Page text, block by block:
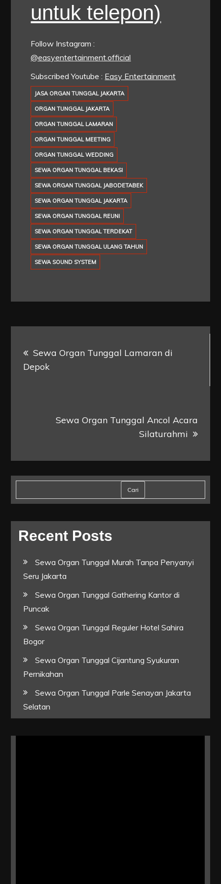
untuk telepon)
Follow Instagram :
@easyentertainment.official
Subscribed Youtube : Easy Entertainment
JASA ORGAN TUNGGAL JAKARTA
ORGAN TUNGGAL JAKARTA
ORGAN TUNGGAL LAMARAN
ORGAN TUNGGAL MEETING
ORGAN TUNGGAL WEDDING
SEWA ORGAN TUNGGAL BEKASI
SEWA ORGAN TUNGGAL JABODETABEK
SEWA ORGAN TUNGGAL JAKARTA
SEWA ORGAN TUNGGAL REUNI
SEWA ORGAN TUNGGAL TERDEKAT
SEWA ORGAN TUNGGAL ULANG TAHUN
SEWA SOUND SYSTEM
pos
Sewa Organ Tunggal Lamaran di
Depok
Sewa Organ Tunggal Ancol Acara
Silaturahmi
Cari
Recent Posts
Sewa Organ Tunggal Murah Tanpa Penyanyi
Seru Jakarta
Sewa Organ Tunggal Gathering Kantor di
Puncak
Sewa Organ Tunggal Reguler Hotel Sahira
Bogor
Sewa Organ Tunggal Cijantung Syukuran
Pernikahan
Sewa Organ Tunggal Parle Senayan Jakarta
Selatan